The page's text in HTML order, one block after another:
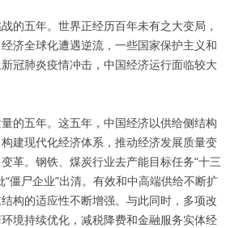
的五年。世界正经历百年未有之大变局，
济全球化遭遇逆流，一些国家保护主义和
冠肺炎疫情冲击，中国经济运行面临较大
的五年。这五年，中国经济以供给侧结构
建现代化经济体系，推动经济发展质量变
革。钢铁、煤炭行业去产能目标任务“十三
“僵尸企业”出清。有效和中高端供给不断扩
构的适应性不断增强。与此同时，多项改
境持续优化，减税降费和金融服务实体经